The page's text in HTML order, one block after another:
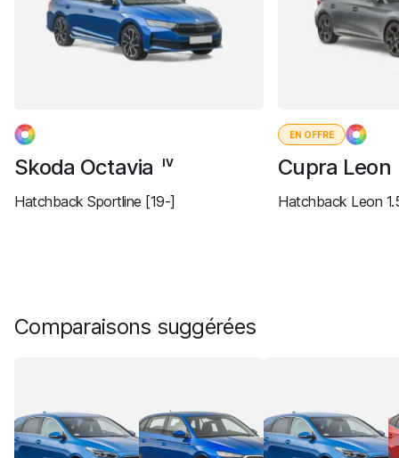
Skoda Octavia IV
Hatchback Sportline [19-]
EN OFFRE
Cupra Leon
Hatchback Leon
Comparaisons suggérées